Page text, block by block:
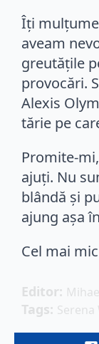
Îţi
aveam
greutăţile
provocări.
Alexis
tărie pe
Promite-
ajuţi. Nu
blândă şi
ajung aşa
Cel mai
Editor:
Tags: Serena